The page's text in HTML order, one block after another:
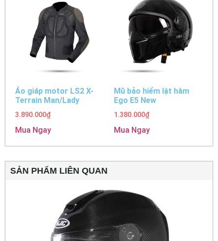
Áo giáp motor LS2 X-
Terrain Man/Lady
3.890.000₫
Mua Ngay
Mũ bảo hiểm lật hàm
Ego E5 New
1.380.000₫
Mua Ngay
SẢN PHẨM LIÊN QUAN